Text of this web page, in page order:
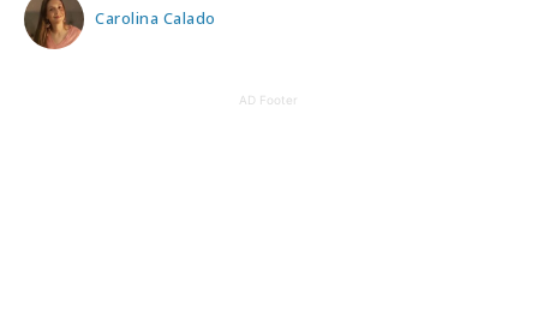
Carolina Calado
AD Footer